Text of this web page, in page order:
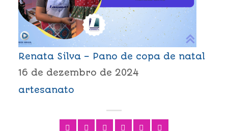
Renata Silva – Pano de copa de natal
16 de dezembro de 2024
artesanato